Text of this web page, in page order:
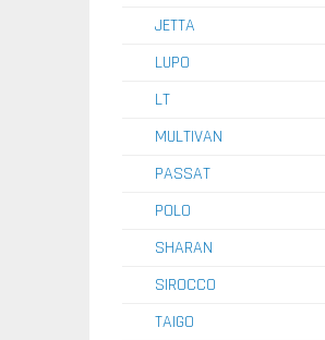
JETTA
LUPO
LT
MULTIVAN
PASSAT
POLO
SHARAN
SIROCCO
TAIGO